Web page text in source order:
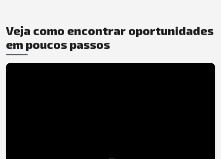
Veja como encontrar oportunidades
em poucos passos